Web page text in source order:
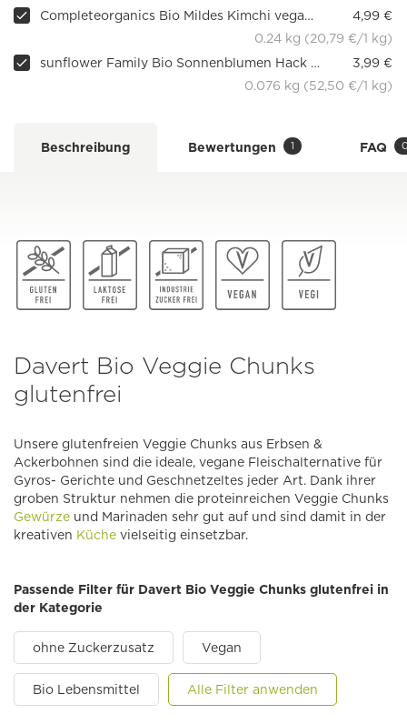
Completeorganics Bio Mildes Kimchi vegan fermentiert, 240 g
4,99 €
0.24 kg (20,79 €/1 kg)
sunflower Family Bio Sonnenblumen Hack Pur
3,99 €
0.076 kg (52,50 €/1 kg)
Beschreibung Bewertungen 1 FAQ
Davert Bio Veggie Chunks
glutenfrei
Unsere glutenfreien Veggie Chunks aus Erbsen &
Ackerbohnen sind die ideale, vegane Fleischalternative für
Gyros- Gerichte und Geschnetzeltes jeder Art. Dank ihrer
groben Struktur nehmen die proteinreichen Veggie Chunks
Gewürze und Marinaden sehr gut auf und sind damit in der
kreativen Küche vielseitig einsetzbar.
Passende Filter für Davert Bio Veggie Chunks glutenfrei in
der Kategorie
ohne Zuckerzusatz Vegan
Bio Lebensmittel Alle Filter anwenden